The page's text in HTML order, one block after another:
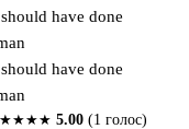
have done
have done
★★★★ 5.00 (1 голос)